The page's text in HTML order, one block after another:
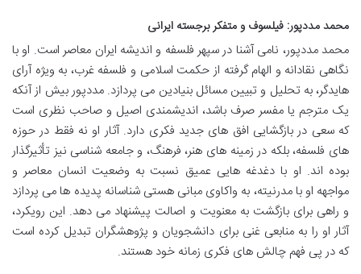
محمد مددپور: فیلسوف و متفکر برجسته ایرانی
محمد مددپور، نامی آشنا در سپهر فلسفه و اندیشه ایران معاصر است. او با
نگاهی نقادانه و الهام گرفته از حکمت اسلامی و فلسفه غرب، به ویژه آرای
هایدگر، به تحلیل و تبیین مسائل بنیادین می پردازد. مددپور بیش از آنکه
یک مترجم یا مفسر صرف باشد، اندیشمندی اصیل و صاحب نظری است
که سعی در بازگشایی افق های جدید فکری دارد. آثار او نه فقط در حوزه
های فلسفه، بلکه در زمینه های هنر، فرهنگ، و جامعه شناسی نیز تأثیرگذار
بوده اند. او با دغدغه هایی عمیق نسبت به وضعیت انسان معاصر و
مواجهه او با مدرنیته، به واکاوی مبانی هستی شناسانه پدیده ها می پردازد
و راهی برای بازگشت به معنویت و اصالت پیشنهاد می دهد. این رویکرد،
آثار او را به منابعی غنی برای دانشجویان و پژوهشگران تبدیل کرده است
که در پی فهم چالش های فکری زمانه خود هستند.